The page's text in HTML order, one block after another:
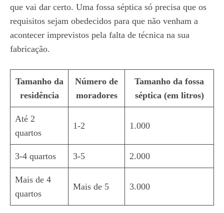
que vai dar certo. Uma fossa séptica só precisa que os
requisitos sejam obedecidos para que não venham a
acontecer imprevistos pela falta de técnica na sua
fabricação.
Tamanho da
residência
Número de
moradores
Tamanho da fossa
séptica (em litros)
Até 2
quartos
1-2 1.000
3-4 quartos 3-5 2.000
Mais de 4
quartos
Mais de 5 3.000